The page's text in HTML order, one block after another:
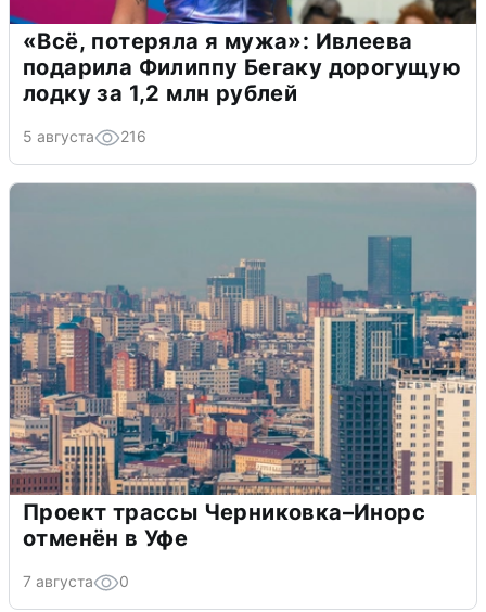
«Всё, потеряла я мужа»: Ивлеева
подарила Филиппу Бегаку дорогущую
лодку за 1,2 млн рублей
5 августа 216
Проект трассы Черниковка–Инорс
отменён в Уфе
7 августа 0